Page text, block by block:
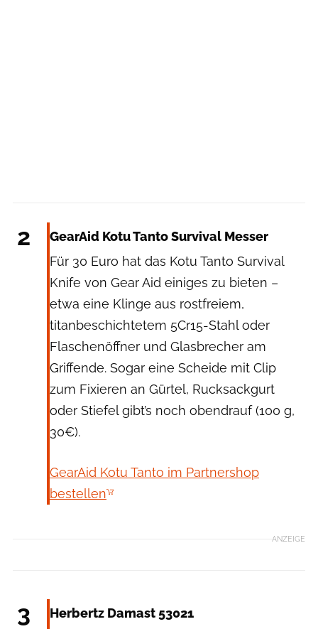
2
GearAid Kotu Tanto Survival Messer
Für 30 Euro hat das Kotu Tanto Survival
Knife von Gear Aid einiges zu bieten –
etwa eine Klinge aus rostfreiem,
titanbeschichtetem 5Cr15-Stahl oder
Flaschenöffner und Glasbrecher am
Griffende. Sogar eine Scheide mit Clip
zum Fixieren an Gürtel, Rucksackgurt
oder Stiefel gibt’s noch obendrauf (100 g,
30€).
GearAid Kotu Tanto im Partnershop
bestellen
ANZEIGE
3
Herbertz Damast 53021